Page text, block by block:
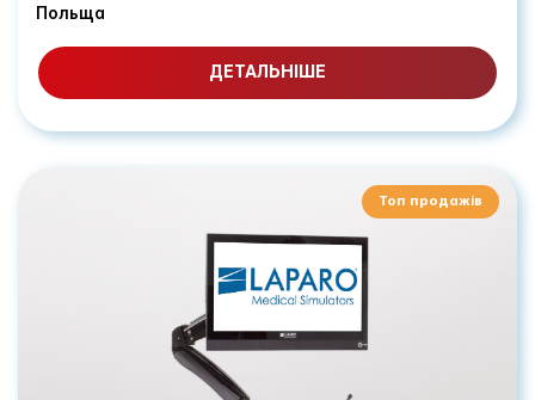
Польща
ДЕТАЛЬНІШЕ
Топ продажів